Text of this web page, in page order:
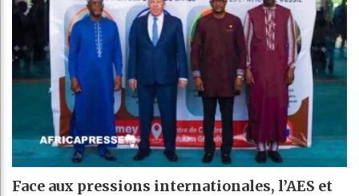
Face aux pressions internationales, l’AES et